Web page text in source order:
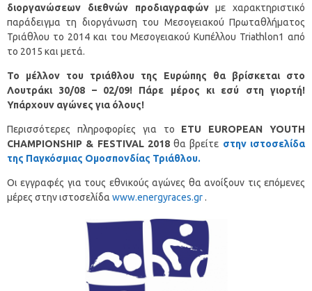
διοργανώσεων διεθνών προδιαγραφώνμε χαρακτηριστικό
παράδειγμα τη διοργάνωση του Μεσογειακού Πρωταθλήματος
Τριάθλου το 2014 και του Μεσογειακού Κυπέλλου Triathlon1 από
το 2015 και μετά.
Το μέλλον του τριάθλου της Ευρώπης θα βρίσκεται στο
Λουτράκι 30/08 – 02/09! Πάρε μέρος κι εσύ στη γιορτή!
Υπάρχουν αγώνες για όλους!
Περισσότερες πληροφορίες για το ETU EUROPEAN YOUTH
CHAMPIONSHIP & FESTIVAL 2018θα βρείτε στην ιστοσελίδα
της Παγκόσμιας Ομοσπονδίας Τριάθλου.
Οι εγγραφές για τους εθνικούς αγώνες θα ανοίξουν τις επόμενες
μέρες στην ιστοσελίδα www.energyraces.gr.